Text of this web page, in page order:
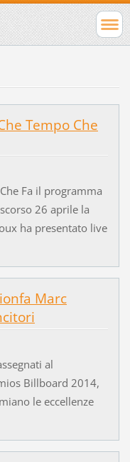
Tempo Che
Fa il programma
26 aprile la
ha presentato live
Marc
al
Billboard 2014,
le eccellenze